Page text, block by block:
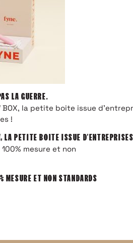
LA GUERRE.
LA PETITE BOITE ISSUE
MESURE ET NON STANDARDS